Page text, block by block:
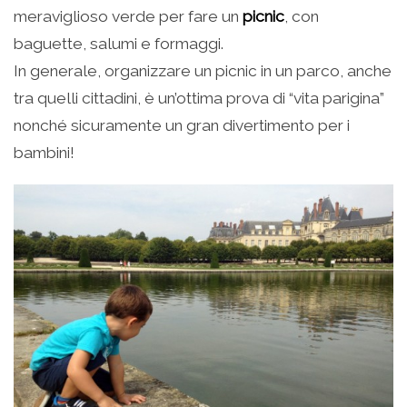
meraviglioso verde per fare un picnic, con
baguette, salumi e formaggi.
In generale, organizzare un picnic in un parco, anche
tra quelli cittadini, è un’ottima prova di “vita parigina”
nonché sicuramente un gran divertimento per i
bambini!